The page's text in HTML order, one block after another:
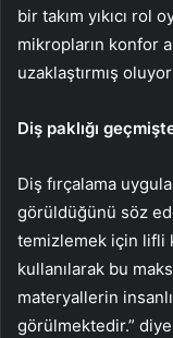
bir takım yıkıcı rol
mikropların konfor
uzaklaştırmış
Diş paklığı
Diş fırçalama
görüldüğünü söz
temizlemek için lifli
kullanılarak bu
materyallerin
görülmektedir.”